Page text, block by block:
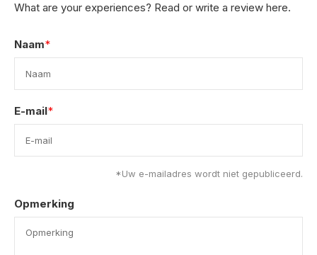
What are your experiences? Read or write a review here.
Naam*
E-mail*
*Uw e-mailadres wordt niet gepubliceerd.
Opmerking